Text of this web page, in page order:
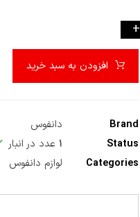
+
افزودن به سبد خرید
Brand
دانفوس
Status
۱ عدد در انبار
Categories
لوازم دانفوس